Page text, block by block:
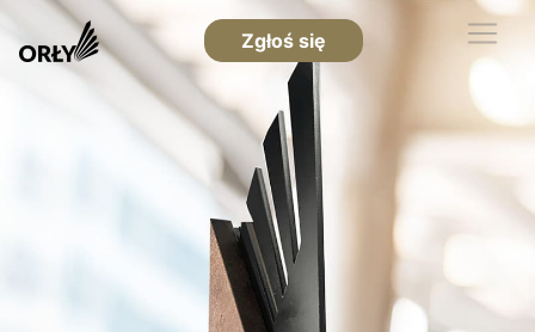
Zgłoś się